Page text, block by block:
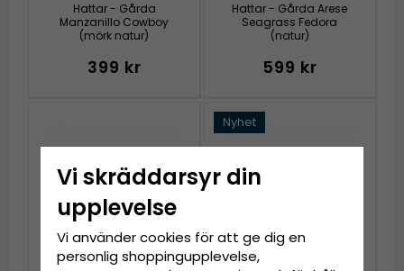
Hattar - Gårda
Manzanillo Cowboy
(mörk natur)
399 kr
Hattar - Gårda Arese
Seagrass Fedora
(natur)
599 kr
Nyhet
Vi skräddarsyr din
upplevelse
Vi använder cookies för att ge dig en
personlig shoppingupplevelse,